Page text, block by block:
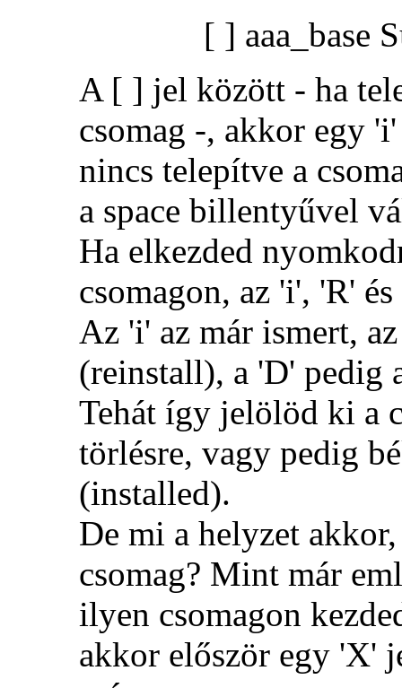
[ ] aaa_base
A [ ] jel között - ha
csomag -, akkor egy
nincs telepítve a
a space billentyűvel
Ha elkezded
csomagon, az 'i', 'R'
Az 'i' az már ismert,
(reinstall), a 'D' pedig
Tehát így jelölöd ki a
törlésre, vagy pedig
(installed).
De mi a helyzet
csomag? Mint már
ilyen csomagon
akkor először egy 'X'